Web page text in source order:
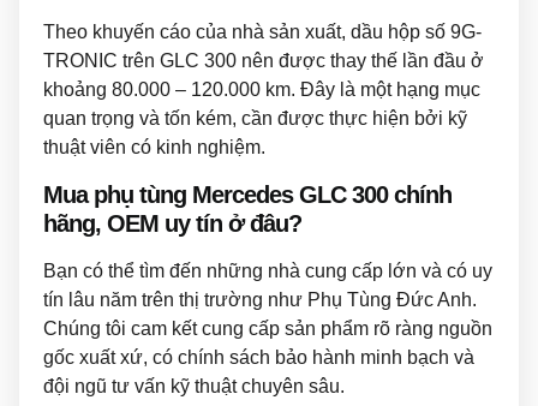
Theo khuyến cáo của nhà sản xuất, dầu hộp số 9G-
TRONIC trên GLC 300 nên được thay thế lần đầu ở
khoảng 80.000 – 120.000 km. Đây là một hạng mục
quan trọng và tốn kém, cần được thực hiện bởi kỹ
thuật viên có kinh nghiệm.
Mua phụ tùng Mercedes GLC 300 chính
hãng, OEM uy tín ở đâu?
Bạn có thể tìm đến những nhà cung cấp lớn và có uy
tín lâu năm trên thị trường như Phụ Tùng Đức Anh.
Chúng tôi cam kết cung cấp sản phẩm rõ ràng nguồn
gốc xuất xứ, có chính sách bảo hành minh bạch và
đội ngũ tư vấn kỹ thuật chuyên sâu.